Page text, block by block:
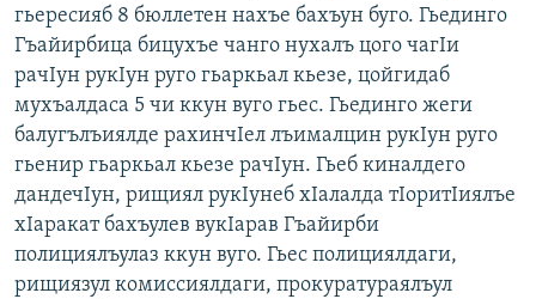
гьересияб 8 бюллетен нахъе бахъун буго. Гьединго
Гъайирбица бицухъе чанго нухалъ цого чагIи
рачIун рукIун руго гьаркьал кьезе, цойгидаб
мухъалдаса 5 чи ккун вуго гьес. Гьединго жеги
балугълъиялде рахинчIел лъималцин рукIун руго
гьенир гьаркьал кьезе рачIун. Гьеб киналдего
дандечIун, рищиял рукIунеб хIалалда тIоритIиялъе
хIаракат бахъулев вукIарав Гъайирби
полициялъулаз ккун вуго. Гьес полициялдаги,
рищиязул комиссиялдаги, прокуратураялъул